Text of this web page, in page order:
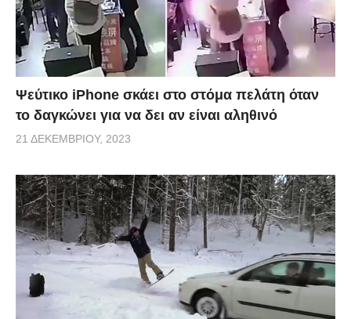
Ψεύτικο iPhone σκάει στο στόμα πελάτη όταν
το δαγκώνει για να δει αν είναι αληθινό
21 ΔΕΚΕΜΒΡΊΟΥ, 2023